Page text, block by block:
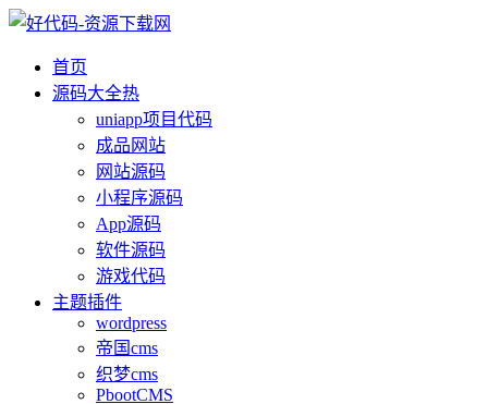
首页
源码大全热
uniapp项目代码
成品网站
网站源码
小程序源码
App源码
软件源码
游戏代码
主题插件
wordpress
帝国cms
织梦cms
PbootCMS